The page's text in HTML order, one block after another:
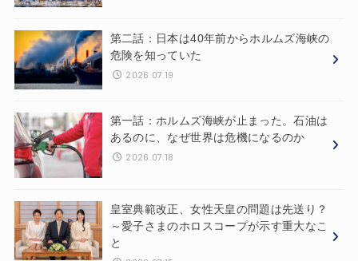
第二話：日本は40年前からホルムズ海峡の
危険を知っていた
2026.07.19
第一話：ホルムズ海峡が止まった。石油は
あるのに、なぜ世界は危機になるのか
2026.07.18
皇室典範改正、女性天皇の問題は先送り？
～愛子さまのホロスコープが示す重大なこ
と